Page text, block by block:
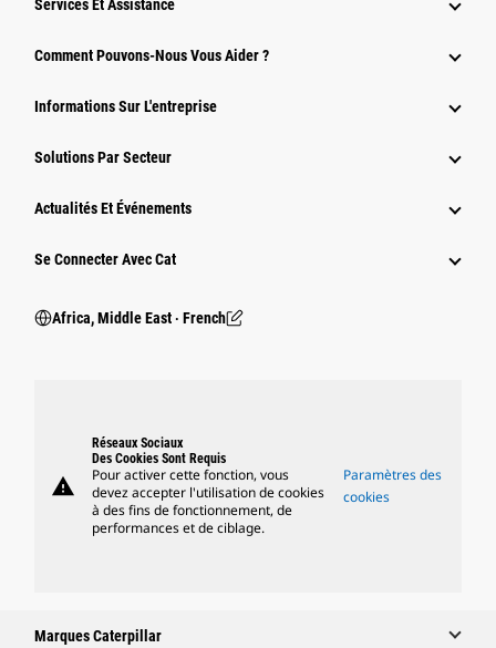
Services Et Assistance
Comment Pouvons-Nous Vous Aider ?
Informations Sur L'entreprise
Solutions Par Secteur
Actualités Et Événements
Se Connecter Avec Cat
Africa, Middle East ‧ French
warning
Réseaux Sociaux
Des Cookies Sont Requis
Pour activer cette fonction, vous
devez accepter l'utilisation de cookies
à des fins de fonctionnement, de
performances et de ciblage.
Paramètres des
cookies
Marques Caterpillar